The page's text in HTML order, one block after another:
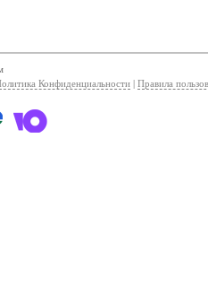
Конфиденциальности Правила